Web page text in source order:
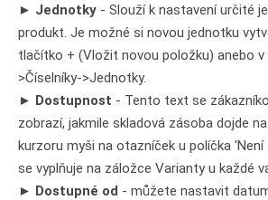
► Jednotky - Slouží k nastavení určité
produkt. Je možné si novou jednotku
tlačítko + (Vložit novou položku) anebo
>Číselníky->Jednotky.
► Dostupnost - Tento text se
zobrazí, jakmile skladová zásoba dojde
kurzoru myši na otazníček u políčka 'Není
se vyplňuje na záložce Varianty u každé
► Dostupné od - můžete nastavit